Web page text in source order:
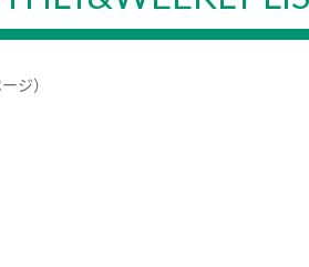
ジ）